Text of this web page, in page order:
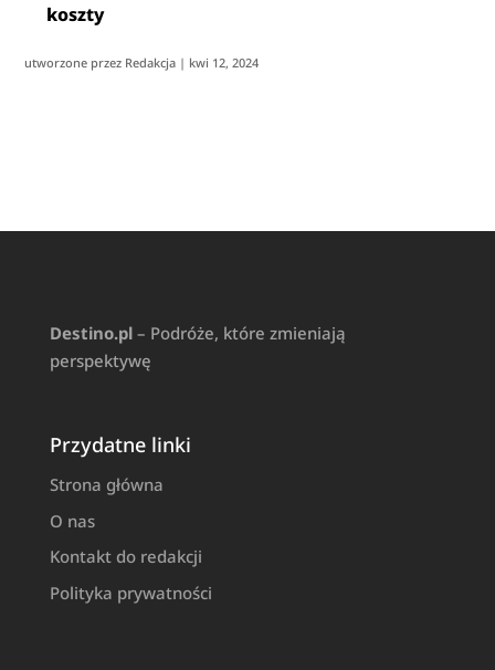
koszty
utworzone przez Redakcja | kwi 12, 2024
Destino.pl– Podróże, które zmieniają
perspektywę
Przydatne linki
Strona główna
O nas
Kontakt do redakcji
Polityka prywatności